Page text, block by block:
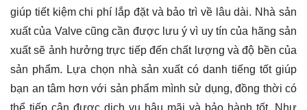
giúp tiết kiệm chi phí lắp đặt và bảo trì về lâu dài. Nhà sản
xuất của Valve cũng cần được lưu ý vì uy tín của hãng sản
xuất sẽ ảnh hưởng trực tiếp đến chất lượng và độ bền của
sản phẩm. Lựa chọn nhà sản xuất có danh tiếng tốt giúp
bạn an tâm hơn với sản phẩm mình sử dụng, đồng thời có